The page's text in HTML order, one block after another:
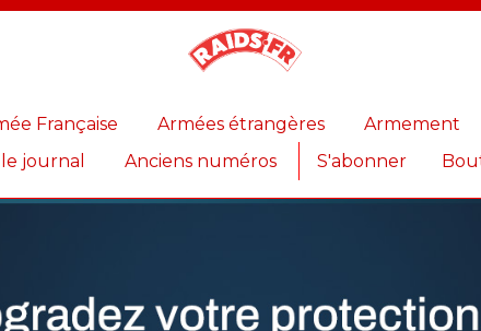
Française Armées étrangères Armement
journal
Anciens numéros S'abonner